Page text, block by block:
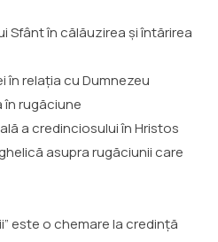
Sfânt în călăuzirea și întărirea
în relația cu Dumnezeu
în rugăciune
a credinciosului în Hristos
asupra rugăciunii care
este o chemare la credință